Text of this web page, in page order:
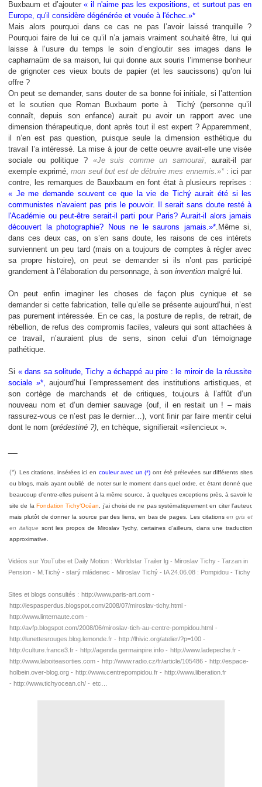
Buxbaum et d’ajouter « il n'aime pas les expositions, et surtout pas en
Europe, qu'il considère dégénérée et vouée à l'échec.»*
Mais alors pourquoi dans ce cas ne pas l’avoir laissé tranquille ?
Pourquoi faire de lui ce qu’il n’a jamais vraiment souhaité être, lui qui
laisse à l’usure du temps le soin d’engloutir ses images dans le
capharnaüm de sa maison, lui qui donne aux souris l’immense bonheur
de grignoter ces vieux bouts de papier (et les saucissons) qu’on lui
offre ?
On peut se demander, sans douter de sa bonne foi initiale, si l’attention
et le soutien que Roman Buxbaum porte à
Tichý (personne qu’il
connaît, depuis son enfance) aurait pu avoir un rapport avec une
dimension thérapeutique, dont après tout il est expert ? Apparemment,
il n’en est pas question, puisque seule la dimension esthétique du
travail l’a intéressé. La mise à jour de cette oeuvre avait-elle une visée
sociale ou politique ? «Je suis comme un samouraï,
aurait-il par
exemple exprimé,mon seul but est de détruire mes ennemis.»* : ici par
contre, les remarques de Bauxbaum en font état à plusieurs reprises :
« Je me demande souvent ce que la vie de Tichý aurait été si les
communistes n'avaient pas pris le pouvoir. Il serait sans doute resté à
l'Académie ou peut-être serait-il parti pour Paris? Aurait-il alors jamais
découvert la photographie? Nous ne le saurons jamais. »*. Même si,
dans ces deux cas, on s’en sans doute, les raisons de ces intérets
surviennent un peu tard (mais on a toujours de comptes à régler avec
sa propre histoire), on peut se demander si ils n’ont pas participé
grandement à l’élaboration du personnage, à soninvention malgré lui.
On peut enfin imaginer les choses de façon plus cynique et se
demander si cette fabrication, telle qu’elle se présente aujourd’hui, n’est
pas purement intéressée. En ce cas, la posture de replis, de retrait, de
rébellion, de refus des compromis faciles, valeurs qui sont attachées à
ce travail, n’auraient plus de sens, sinon celui d’un témoignage
pathétique.
Si « dans sa solitude, Tichy a échappé au pire : le miroir de la réussite
sociale »*,
aujourd’hui l’empressement des institutions artistiques, et
son cortège de marchands et de critiques, toujours à l’affût d’un
nouveau nom et d’un dernier sauvage (ouf, il en restait un ! – mais
rassurez-vous ce n’est pas le dernier…), vont finir par faire mentir celui
dont le nom (prédestiné ?) , en tchèque, signifierait «silencieux ».
(*) Les citations, insérées ici en couleur avec un (*) ont été prélevées sur différents sites
ou blogs, mais ayant oublié de noter sur le moment dans quel ordre, et étant donné que
beaucoup d’entre-elles puisent à la même source, à quelques exceptions près, à savoir le
site de la Fondation Tichy’Océan
, j’ai choisi de ne pas systématiquement en citer l’auteur,
mais plutôt de donner la source par des liens, en bas de pages. Les citationsen gris et
en italique sont les propos de Miroslav Tychy, certaines d’ailleurs, dans une traduction
approximative.
Vidéos sur YouTube et Daily Motion : Worldstar Trailer lg - Miroslav Tichy -Tarzan in
Pension - M.Tichý - starý mládenec - Miroslav Tichý - IA 24.06.08 : Pompidou - Tichy
Sites et blogs consultés : http://www.paris-art.com -
http://lespasperdus.blogspot.com/2008/07/miroslav-tichy.html -
http://www.linternaute.com -
http://avfp.blogspot.com/2008/06/miroslav-tich-au-centre-pompidou.html -
http://lunettesrouges.blog.lemonde.fr - http://lhivic.org/atelier/?p=100 -
http://culture.france3.fr - http://agenda.germainpire.info - http://www.ladepeche.fr -
http://www.laboiteasorties.com - http://www.radio.cz/fr/article/105486 - http://espace-
holbein.over-blog.org - http://www.centrepompidou.fr - http://www.liberation.fr
- http://www.tichyocean.ch/ - etc…